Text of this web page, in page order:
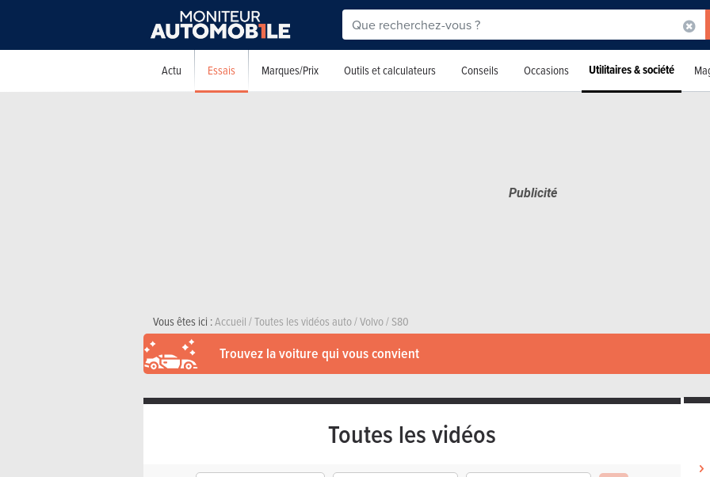
Actu Essais Marques/Prix Outils et calculateurs Conseils Occasions Utilitaires & société
Vous êtes ici :Accueil/Toutes les vidéos auto/Volvo/S80
Trouvez la voiture qui vous convient
Toutes les vidéos